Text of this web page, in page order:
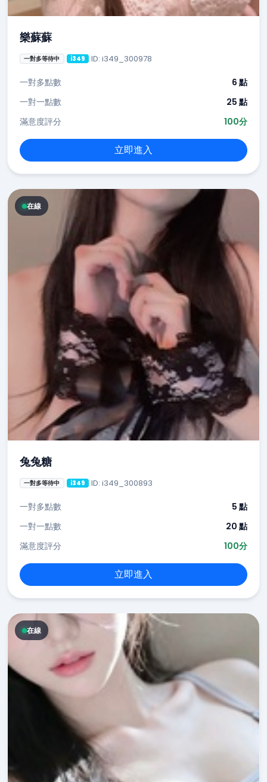
樂蘇蘇
一對多等待中 i349 ID: i349_300978
一對多點數
6 點
一對一點數
25 點
滿意度評分
100分
立即進入
在線
兔兔糖
一對多等待中 i349 ID: i349_300893
一對多點數
5 點
一對一點數
20 點
滿意度評分
100分
立即進入
在線